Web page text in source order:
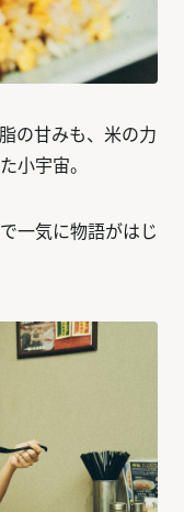
の甘みも、米の力
小宇宙。
一気に物語がはじ